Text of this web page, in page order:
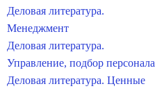
Деловая литература.
Менеджмент
Деловая литература.
Управление, подбор персонала
Деловая литература. Ценные